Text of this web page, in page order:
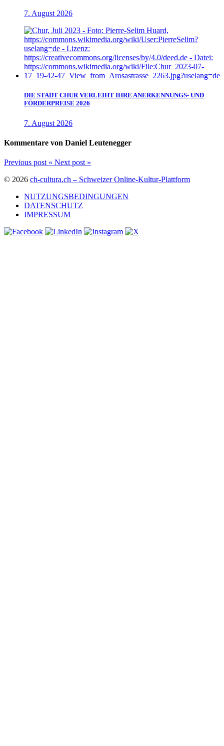
7. August 2026
DIE STADT CHUR VERLEIHT IHRE ANERKENNUNGS- UND
FÖRDERPREISE 2026
7. August 2026
Kommentare von Daniel Leutenegger
Previous post « Next post »
© 2026 ch-cultura.ch – Schweizer Online-Kultur-Plattform
NUTZUNGSBEDINGUNGEN
DATENSCHUTZ
IMPRESSUM